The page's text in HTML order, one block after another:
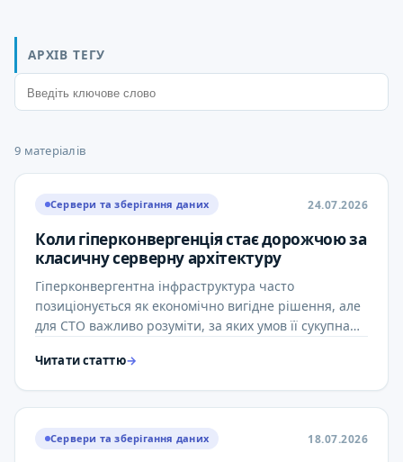
АРХІВ ТЕГУ
9 матеріалів
24.07.2026
Сервери та зберігання даних
Коли гіперконвергенція стає дорожчою за
класичну серверну архітектуру
Гіперконвергентна інфраструктура часто
позиціонується як економічно вигідне рішення, але
для CTO важливо розуміти, за яких умов її сукупна
Читати статтю→
18.07.2026
Сервери та зберігання даних